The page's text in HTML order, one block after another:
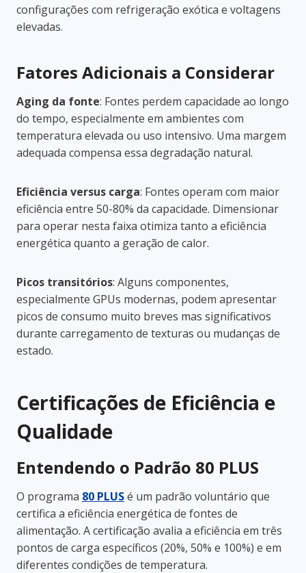
configurações com refrigeração exótica e voltagens
elevadas.
Fatores Adicionais a Considerar
Aging da fonte: Fontes perdem capacidade ao longo
do tempo, especialmente em ambientes com
temperatura elevada ou uso intensivo. Uma margem
adequada compensa essa degradação natural.
Eficiência versus carga: Fontes operam com maior
eficiência entre 50-80% da capacidade. Dimensionar
para operar nesta faixa otimiza tanto a eficiência
energética quanto a geração de calor.
Picos transitórios: Alguns componentes,
especialmente GPUs modernas, podem apresentar
picos de consumo muito breves mas significativos
durante carregamento de texturas ou mudanças de
estado.
Certificações de Eficiência e
Qualidade
Entendendo o Padrão 80 PLUS
O programa 80 PLUSé um padrão voluntário que
certifica a eficiência energética de fontes de
alimentação. A certificação avalia a eficiência em três
pontos de carga específicos (20%, 50% e 100%) e em
diferentes condições de temperatura.